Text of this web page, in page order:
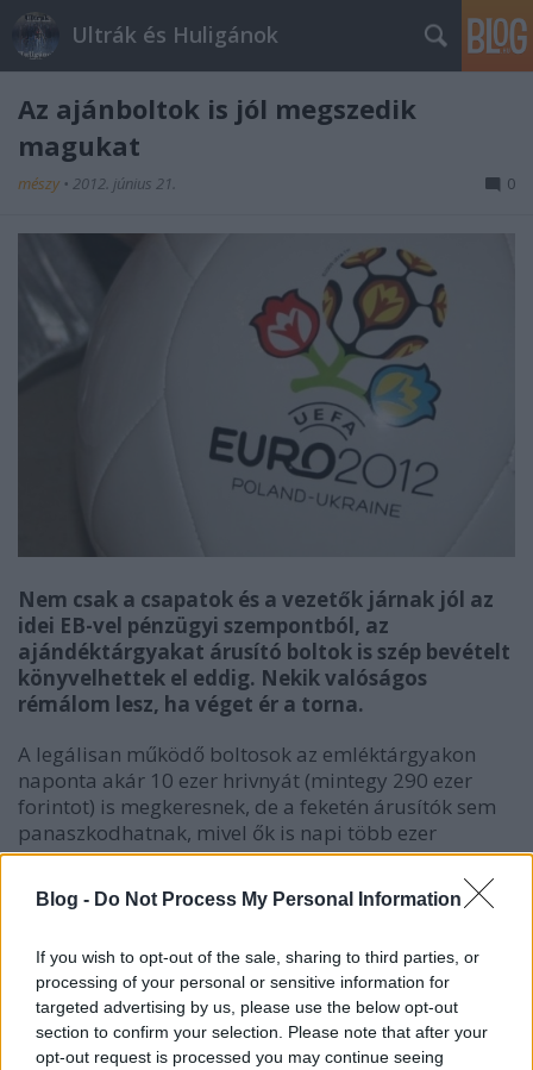
Blog - Do Not Process My Personal Information
If you wish to opt-out of the sale, sharing to third parties, or
processing of your personal or sensitive information for
targeted advertising by us, please use the below opt-out
section to confirm your selection. Please note that after your
opt-out request is processed you may continue seeing
Ultrák és Huligánok
Az ajánboltok is jól megszedik
magukat
mészy • 2012. június 21. 0
Nem csak a csapatok és a vezetők járnak jól az
idei EB-vel pénzügyi szempontból, az
ajándéktárgyakat árusító boltok is szép bevételt
könyvelhettek el eddig. Nekik valóságos
rémálom lesz, ha véget ér a torna.
A legálisan működő boltosok az emléktárgyakon
naponta akár 10 ezer hrivnyát (mintegy 290 ezer
forintot) is megkeresnek, de a feketén árusítók sem
panaszkodhatnak, mivel ők is napi több ezer
hrivnyát vághatnak zsebre - írta szerdán a
Szegodnya című ukrán napilap internetes kiadása.
hivatalosan forgalmazó árusító helyek eladói
cáfolják azokat a sajtóhíreket, amelyek szerint
engedniük kellett volna áraikból, mert nem fogyott a
portékájuk.